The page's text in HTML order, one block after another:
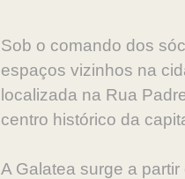
Sob o comando dos
espaços vizinhos na
localizada na Rua
centro histórico da
A Galatea surge a